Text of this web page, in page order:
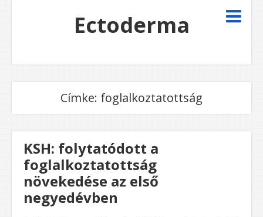
Ectoderma
Címke: foglalkoztatottság
KSH: folytatódott a
foglalkoztatottság
növekedése az első
negyedévben